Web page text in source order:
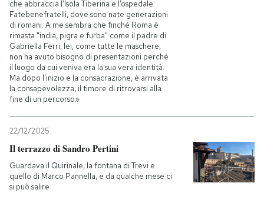
che abbraccia l’Isola Tiberina e l’ospedale
Fatebenefratelli, dove sono nate generazioni
di romani. A me sembra che finché Roma è
rimasta "india, pigra e furba" come il padre di
Gabriella Ferri, lei, come tutte le maschere,
non ha avuto bisogno di presentazioni perché
il luogo da cui veniva era la sua vera identità.
Ma dopo l’inizio e la consacrazione, è arrivata
la consapevolezza, il timore di ritrovarsi alla
fine di un percorso»
22/12/2025
Il terrazzo di Sandro Pertini
Guardava il Quirinale, la fontana di Trevi e
quello di Marco Pannella, e da qualche mese ci
si può salire